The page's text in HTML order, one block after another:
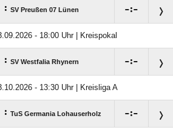
: SV Preußen 07 Lünen :
- 18:00 Uhr | Kreispokal
: SV Westfalia Rhynern :
- 13:30 Uhr | Kreisliga A
: TuS Germania Lohauserholz :